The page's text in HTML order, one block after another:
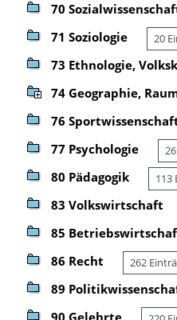
70
71 Soziologie 20
73 Ethnologie,
74 Geographie,
76
77 Psychologie
80 Pädagogik 113
83 Volkswirtschaft
85
86 Recht 262
89
90 Gelehrte